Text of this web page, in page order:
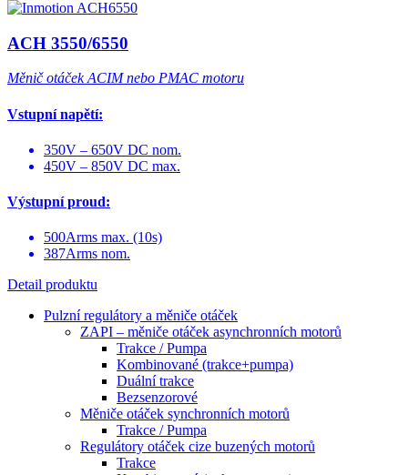
ACH 3550/6550
Měnič otáček ACIM nebo PMAC motoru
Vstupní napětí:
350V – 650V DC nom.
450V – 850V DC max.
Výstupní proud:
500Arms max. (10s)
387Arms nom.
Detail produktu
Pulzní regulátory a měniče otáček
ZAPI – měniče otáček asynchronních motorů
Trakce / Pumpa
Kombinované (trakce+pumpa)
Duální trakce
Bezsenzorové
Měniče otáček synchronních motorů
Trakce / Pumpa
Regulátory otáček cize buzených motorů
Trakce